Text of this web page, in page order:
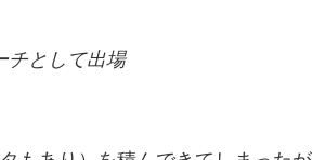
チとして出場